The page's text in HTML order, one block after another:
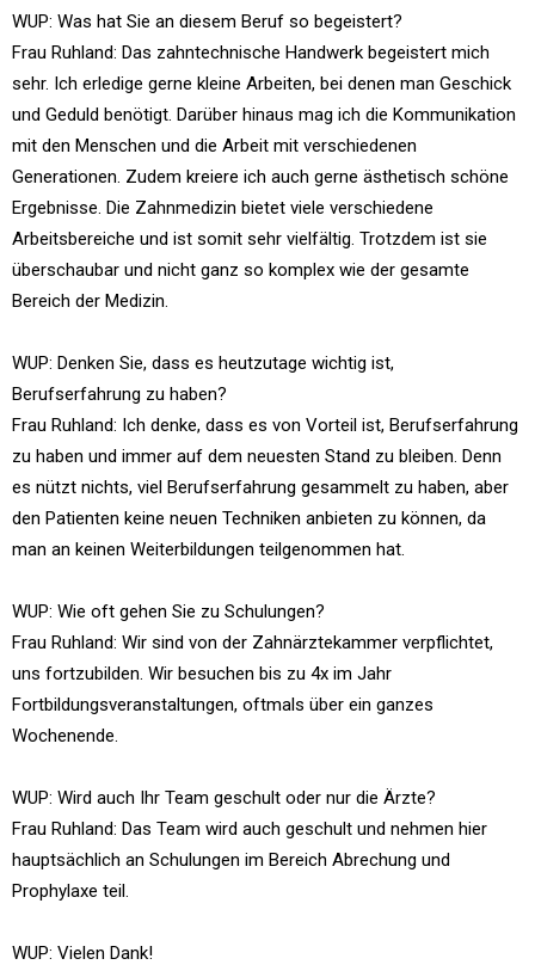
WUP: Was hat Sie an diesem Beruf so begeistert?
Frau Ruhland: Das zahntechnische Handwerk begeistert mich
sehr. Ich erledige gerne kleine Arbeiten, bei denen man Geschick
und Geduld benötigt. Darüber hinaus mag ich die Kommunikation
mit den Menschen und die Arbeit mit verschiedenen
Generationen. Zudem kreiere ich auch gerne ästhetisch schöne
Ergebnisse. Die Zahnmedizin bietet viele verschiedene
Arbeitsbereiche und ist somit sehr vielfältig. Trotzdem ist sie
überschaubar und nicht ganz so komplex wie der gesamte
Bereich der Medizin.
WUP: Denken Sie, dass es heutzutage wichtig ist,
Berufserfahrung zu haben?
Frau Ruhland: Ich denke, dass es von Vorteil ist, Berufserfahrung
zu haben und immer auf dem neuesten Stand zu bleiben. Denn
es nützt nichts, viel Berufserfahrung gesammelt zu haben, aber
den Patienten keine neuen Techniken anbieten zu können, da
man an keinen Weiterbildungen teilgenommen hat.
WUP: Wie oft gehen Sie zu Schulungen?
Frau Ruhland: Wir sind von der Zahnärztekammer verpflichtet,
uns fortzubilden. Wir besuchen bis zu 4x im Jahr
Fortbildungsveranstaltungen, oftmals über ein ganzes
Wochenende.
WUP: Wird auch Ihr Team geschult oder nur die Ärzte?
Frau Ruhland: Das Team wird auch geschult und nehmen hier
hauptsächlich an Schulungen im Bereich Abrechung und
Prophylaxe teil.
WUP: Vielen Dank!